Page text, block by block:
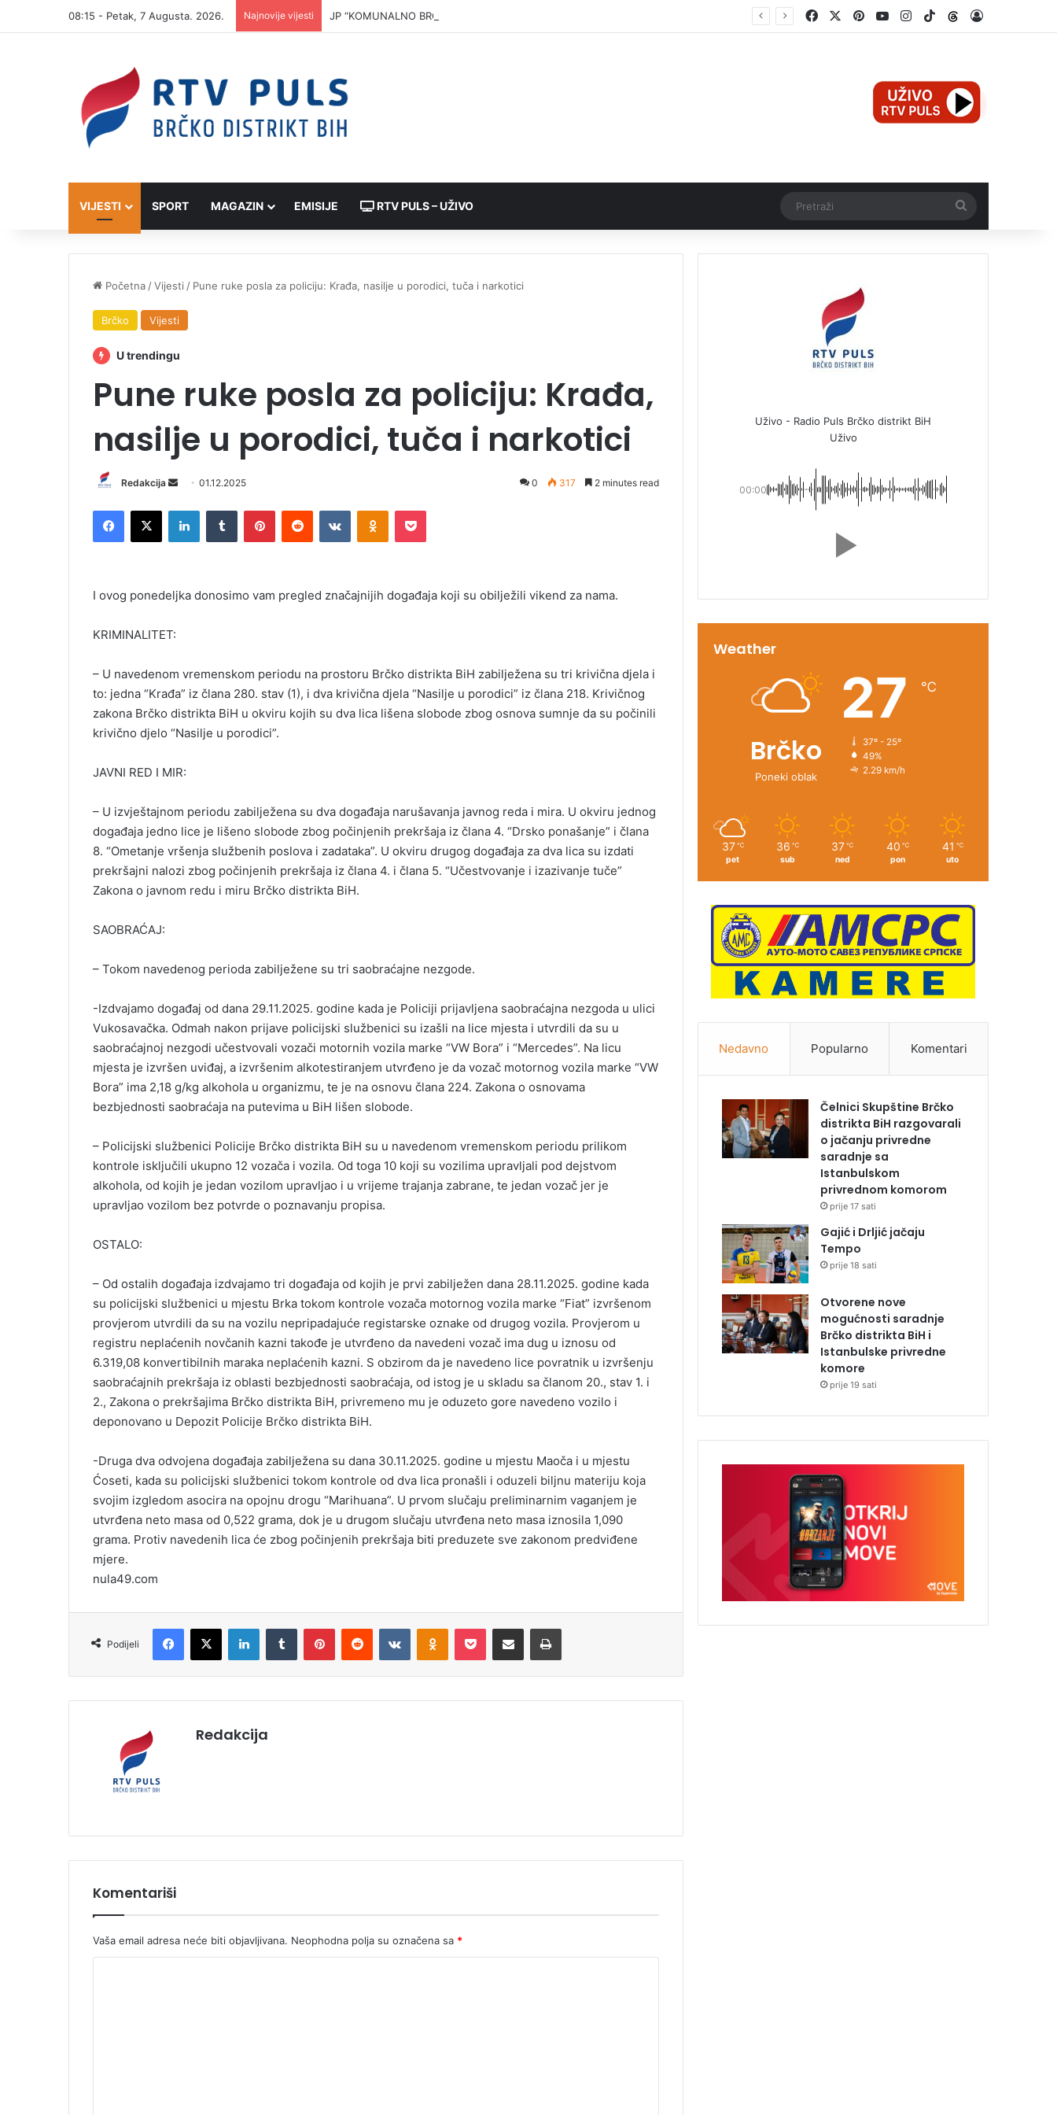
08:15 - Petak, 7 Augusta. 2026. Najnovije vijesti JP “KOMUNALNO BRČKO”: Voda iz rezervoara Gajevi trenutno nije za piće FacebookPinterestYouTubeInstagram
TikTokThreads
VIJESTI SPORT MAGAZIN EMISIJE RTV PULS – UŽIVO
Početna /Vijesti / Pune ruke posla za policiju: Krađa, nasilje u porodici, tuča i narkotici
Brčko Vijesti
U trendingu
Pune ruke posla za policiju: Krađa,
nasilje u porodici, tuča i narkotici
Redakcija
n
d
e
l
01.12.2025 0 317 2 minutes read
I ovog ponedeljka donosimo vam pregled značajnijih događaja koji su obilježili vikend za nama.
KRIMINALITET:
– U navedenom vremenskom periodu na prostoru Brčko distrikta BiH zabilježena su tri krivična djela i
to: jedna “Krađa” iz člana 280. stav (1), i dva krivična djela “Nasilje u porodici” iz člana 218. Krivičnog
zakona Brčko distrikta BiH u okviru kojih su dva lica lišena slobode zbog osnova sumnje da su počinili
krivično djelo “Nasilje u porodici”.
JAVNI RED I MIR:
– U izvještajnom periodu zabilježena su dva događaja narušavanja javnog reda i mira. U okviru jednog
događaja jedno lice je lišeno slobode zbog počinjenih prekršaja iz člana 4. “Drsko ponašanje” i člana
8. “Ometanje vršenja službenih poslova i zadataka”. U okviru drugog događaja za dva lica su izdati
prekršajni nalozi zbog počinjenih prekršaja iz člana 4. i člana 5. “Učestvovanje i izazivanje tuče”
Zakona o javnom redu i miru Brčko distrikta BiH.
SAOBRAĆAJ:
– Tokom navedenog perioda zabilježene su tri saobraćajne nezgode.
-Izdvajamo događaj od dana 29.11.2025. godine kada je Policiji prijavljena saobraćajna nezgoda u ulici
Vukosavačka. Odmah nakon prijave policijski službenici su izašli na lice mjesta i utvrdili da su u
saobraćajnoj nezgodi učestvovali vozači motornih vozila marke “VW Bora” i “Mercedes”. Na licu
mjesta je izvršen uviđaj, a izvršenim alkotestiranjem utvrđeno je da vozač motornog vozila marke “VW
Bora” ima 2,18 g/kg alkohola u organizmu, te je na osnovu člana 224. Zakona o osnovama
bezbjednosti saobraćaja na putevima u BiH lišen slobode.
– Policijski službenici Policije Brčko distrikta BiH su u navedenom vremenskom periodu prilikom
kontrole isključili ukupno 12 vozača i vozila. Od toga 10 koji su vozilima upravljali pod dejstvom
alkohola, od kojih je jedan vozilom upravljao i u vrijeme trajanja zabrane, te jedan vozač jer je
upravljao vozilom bez potvrde o poznavanju propisa.
OSTALO:
– Od ostalih događaja izdvajamo tri događaja od kojih je prvi zabilježen dana 28.11.2025. godine kada
su policijski službenici u mjestu Brka tokom kontrole vozača motornog vozila marke “Fiat” izvršenom
provjerom utvrdili da su na vozilu nepripadajuće registarske oznake od drugog vozila. Provjerom u
registru neplaćenih novčanih kazni takođe je utvrđeno da navedeni vozač ima dug u iznosu od
6.319,08 konvertibilnih maraka neplaćenih kazni. S obzirom da je navedeno lice povratnik u izvršenju
saobraćajnih prekršaja iz oblasti bezbjednosti saobraćaja, od istog je u skladu sa članom 20., stav 1. i
2., Zakona o prekršajima Brčko distrikta BiH, privremeno mu je oduzeto gore navedeno vozilo i
deponovano u Depozit Policije Brčko distrikta BiH.
-Druga dva odvojena događaja zabilježena su dana 30.11.2025. godine u mjestu Maoča i u mjestu
Ćoseti, kada su policijski službenici tokom kontrole od dva lica pronašli i oduzeli biljnu materiju koja
svojim izgledom asocira na opojnu drogu “Marihuana”. U prvom slučaju preliminarnim vaganjem je
utvrđena neto masa od 0,522 grama, dok je u drugom slučaju utvrđena neto masa iznosila 1,090
grama. Protiv navedenih lica će zbog počinjenih prekršaja biti preduzete sve zakonom predviđene
mjere.
nula49.com
Podijeli
Redakcija
Komentariši
Vaša email adresa neće biti objavljivana. Neophodna polja su označena sa *
Uživo - Radio Puls Brčko distrikt BiH
Uživo
00:00
Weather
Brčko
Poneki oblak
27 ℃
37º - 25º
49%
2.29 km/h
37 ℃
pet
36 ℃
sub
37 ℃
ned
40 ℃
pon
41 ℃
uto
Nedavno Popularno Komentari
Čelnici Skupštine Brčko
distrikta BiH razgovarali
o jačanju privredne
saradnje sa
Istanbulskom
privrednom komorom
prije 17 sati
Gajić i Drljić jačaju
Tempo
prije 18 sati
Otvorene nove
mogućnosti saradnje
Brčko distrikta BiH i
Istanbulske privredne
komore
prije 19 sati